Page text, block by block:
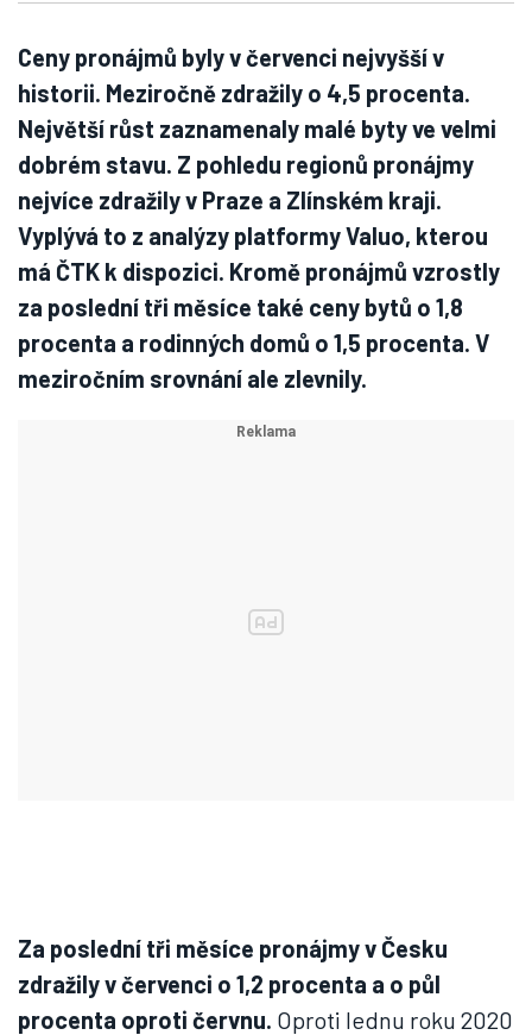
Ceny pronájmů byly v červenci nejvyšší v
historii. Meziročně zdražily o 4,5 procenta.
Největší růst zaznamenaly malé byty ve velmi
dobrém stavu. Z pohledu regionů pronájmy
nejvíce zdražily v Praze a Zlínském kraji.
Vyplývá to z analýzy platformy Valuo, kterou
má ČTK k dispozici. Kromě pronájmů vzrostly
za poslední tři měsíce také ceny bytů o 1,8
procenta a rodinných domů o 1,5 procenta. V
meziročním srovnání ale zlevnily.
Za poslední tři měsíce pronájmy v Česku
zdražily v červenci o 1,2 procenta a o půl
procenta oproti červnu. Oproti lednu roku 2020